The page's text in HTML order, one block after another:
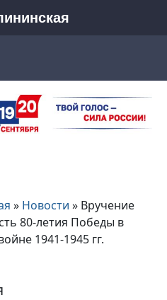
» Новости » Вручение
80-летия Победы в
1941-1945 гг.